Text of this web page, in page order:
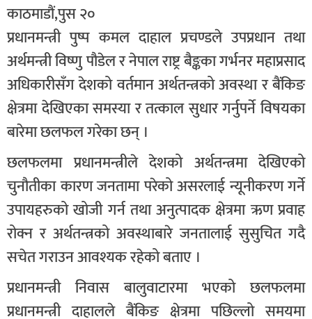
काठमाडौं,पुस २०
प्रधानमन्त्री पुष्प कमल दाहाल प्रचण्डले उपप्रधान तथा
अर्थमन्त्री विष्णु पौडेल र नेपाल राष्ट्र बैङ्कका गर्भनर महाप्रसाद
अधिकारीसँग देशको वर्तमान अर्थतन्त्रको अवस्था र बैंकिङ
क्षेत्रमा देखिएका समस्या र तत्काल सुधार गर्नुपर्ने विषयका
बारेमा छलफल गरेका छन् ।
छलफलमा प्रधानमन्त्रीले देशको अर्थतन्त्रमा देखिएको
चुनौतीका कारण जनतामा परेको असरलाई न्यूनीकरण गर्ने
उपायहरुको खोजी गर्न तथा अनुत्पादक क्षेत्रमा ऋण प्रवाह
रोक्न र अर्थतन्त्रको अवस्थाबारे जनतालाई सुसुचित गदै
सचेत गराउन आवश्यक रहेको बताए ।
प्रधानमन्त्री निवास बालुवाटारमा भएको छलफलमा
प्रधानमन्त्री दाहालले बैंकिङ क्षेत्रमा पछिल्लो समयमा